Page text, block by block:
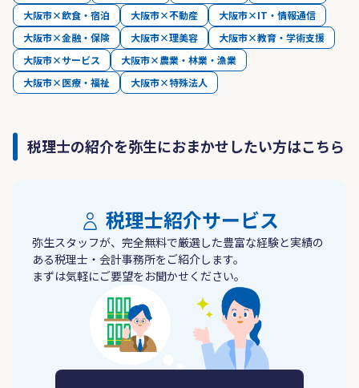
大阪市×飲食・宿泊
大阪市×不動産
大阪市×IT・情報通信
大阪市×金融・保険
大阪市×理美容
大阪市×教育・学術支援
大阪市×サービス
大阪市×農業・林業・漁業
大阪市×医療・福祉
大阪市×特殊法人
税理士の紹介を弥生におまかせしたい方はこちら
税理士紹介サービス
弥生スタッフが、完全無料で厳選した豊富な経験と実績の
ある税理士・会計事務所をご紹介します。
まずは気軽にご要望をお聞かせください。